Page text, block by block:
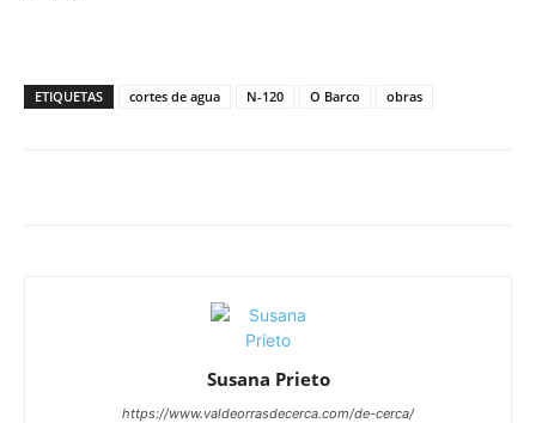
ETIQUETAS cortes de agua N-120 O Barco obras
Susana Prieto
https://www.valdeorrasdecerca.com/de-cerca/